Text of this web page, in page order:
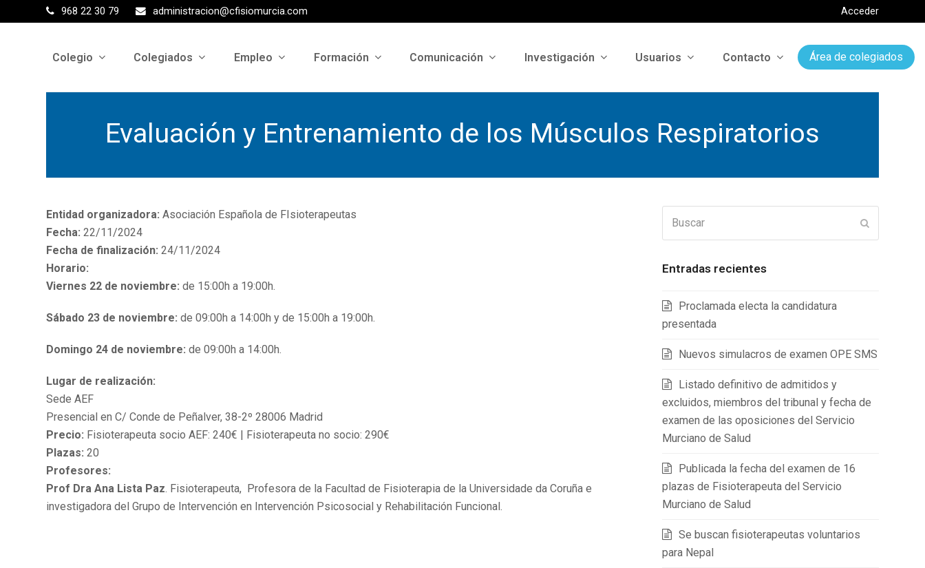
968 22 30 79 administracion@cfisiomurcia.com Acceder
Colegio Colegiados Empleo Formación Comunicación Investigación Usuarios Contacto Área de colegiados
Evaluación y Entrenamiento de los Músculos Respiratorios
Entidad organizadora: Asociación Española de FIsioterapeutas
Fecha: 22/11/2024
Fecha de finalización: 24/11/2024
Horario:
Viernes 22 de noviembre: de 15:00h a 19:00h.
Sábado 23 de noviembre: de 09:00h a 14:00h y de 15:00h a 19:00h.
Domingo 24 de noviembre: de 09:00h a 14:00h.
Lugar de realización:
Sede AEF
Presencial en C/ Conde de Peñalver, 38-2º 28006 Madrid
Precio: Fisioterapeuta socio AEF: 240€ | Fisioterapeuta no socio: 290€
Plazas: 20
Profesores:
Prof Dra Ana Lista Paz. Fisioterapeuta, Profesora de la Facultad de Fisioterapia de la Universidade da Coruña e
investigadora del Grupo de Intervención en Intervención Psicosocial y Rehabilitación Funcional.
Entradas recientes
Proclamada electa la candidatura
presentada
Nuevos simulacros de examen OPE SMS
Listado definitivo de admitidos y
excluidos, miembros del tribunal y fecha de
examen de las oposiciones del Servicio
Murciano de Salud
Publicada la fecha del examen de 16
plazas de Fisioterapeuta del Servicio
Murciano de Salud
Se buscan fisioterapeutas voluntarios
para Nepal